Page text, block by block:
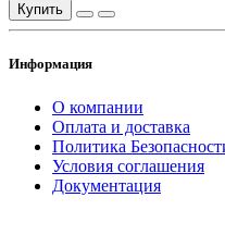
Купить
Информация
О компании
Оплата и доставка
Политика
Условия соглашения
Документация